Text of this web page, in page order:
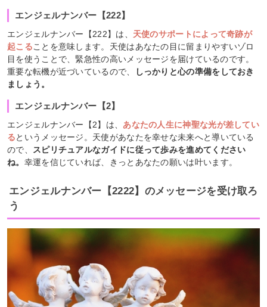
エンジェルナンバー【222】
エンジェルナンバー【222】は、 天使のサポートによって奇跡が
起こることを意味します。天使はあなたの目に留まりやすいゾロ
目を使うことで、緊急性の高いメッセージを届けているのです。
重要な転機が近づいているので、
しっかりと心の準備をしておき
ましょう。
エンジェルナンバー【2】
エンジェルナンバー【2】は、 あなたの人生に神聖な光が差してい
るというメッセージ。天使があなたを幸せな未来へと導いている
ので、
スピリチュアルなガイドに従って歩みを進めてください
ね。 幸運を信じていれば、きっとあなたの願いは叶います。
エンジェルナンバー【2222】のメッセージを受け取ろ
う